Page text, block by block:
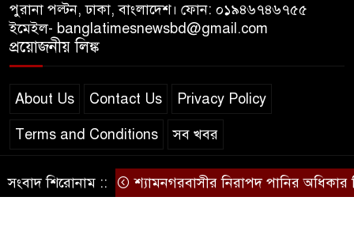
পুরানা পল্টন, ঢাকা, বাংলাদেশ। ফোন: ০১৯৪৬৭৪৬৭৫৫
ইমেইল- banglatimesnewsbd@gmail.com
প্রয়োজনীয় লিঙ্ক
About Us Contact Us Privacy Policy
Terms and Conditions সব খবর
© স্বত্ব বাংলা-টাইমস ২০২০-২০২৪
সংবাদ শিরোনাম ::শ্যামনগরবাসীর নিরাপদ পানির অধিকার